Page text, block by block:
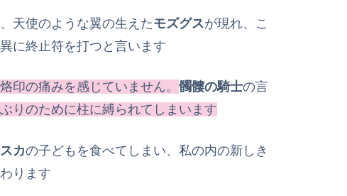
天使のような翼の生えたモズグスが現れ、こ
に終止符を打つと言います
印の痛みを感じていません。 髑髏の騎士の言
りのために柱に縛られてしまいます
カの子どもを食べてしまい、私の内の新しき
ります